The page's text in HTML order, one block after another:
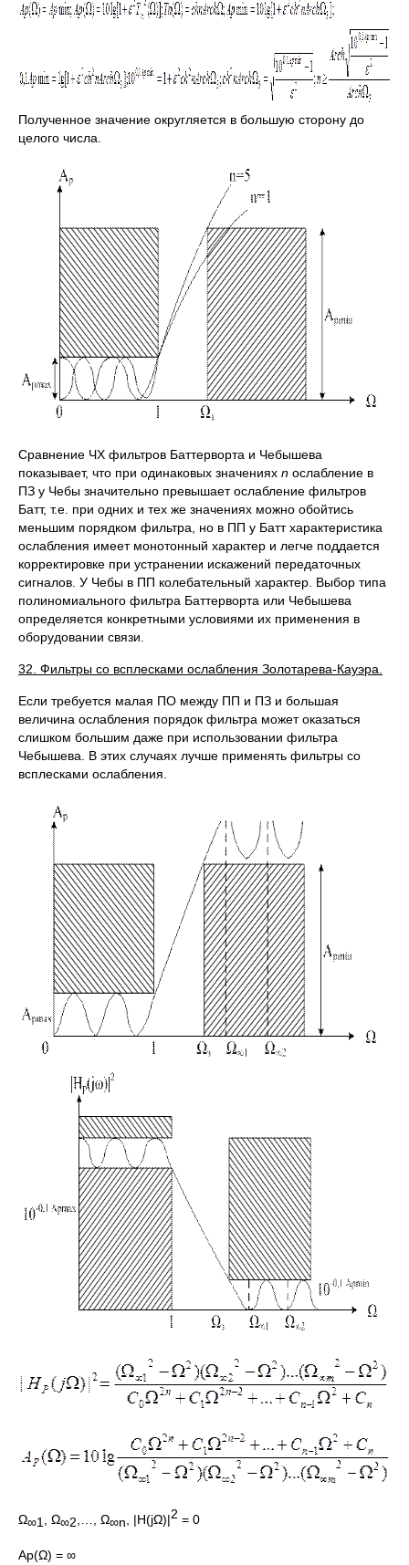
Полученное значение округляется в большую сторону до
целого числа.
Сравнение ЧХ фильтров Баттерворта и Чебышева
показывает, что при одинаковых значениях n ослабление в
ПЗ у Чебы значительно превышает ослабление фильтров
Батт, т.е. при одних и тех же значениях можно обойтись
меньшим порядком фильтра, но в ПП у Батт характеристика
ослабления имеет монотонный характер и легче поддается
корректировке при устранении искажений передаточных
сигналов. У Чебы в ПП колебательный характер. Выбор типа
полиномиального фильтра Баттерворта или Чебышева
определяется конкретными условиями их применения в
оборудовании связи.
32. Фильтры со всплесками ослабления Золотарева-Кауэра.
Если требуется малая ПО между ПП и ПЗ и большая
величина ослабления порядок фильтра может оказаться
слишком большим даже при использовании фильтра
Чебышева. В этих случаях лучше применять фильтры со
всплесками ослабления.
Ω∞1 , Ω∞2 ,…, Ω∞n , |H(jΩ)|2 = 0
Ap(Ω) = ∞